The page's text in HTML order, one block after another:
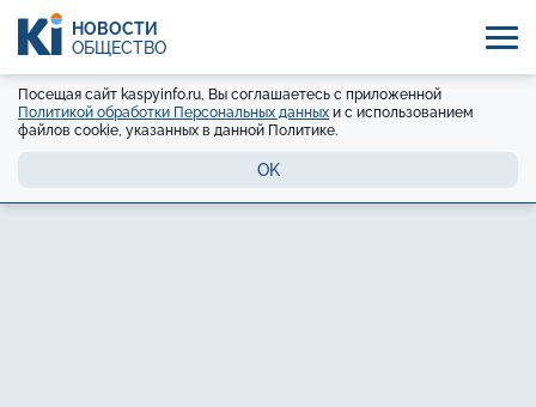
НОВОСТИ
ОБЩЕСТВО
Посещая сайт kaspyinfo.ru, Вы соглашаетесь с приложенной
Политикой обработки Персональных данных и с использованием
файлов cookie, указанных в данной Политике.
OK